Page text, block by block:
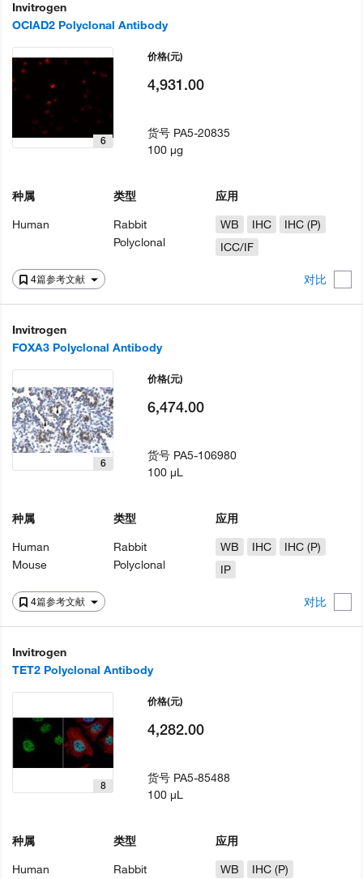
Invitrogen
OCIAD2 Polyclonal Antibody
4篇参考文献 对比
6
种属
Human
类型
Rabbit
Polyclonal
应用
WB
IHC
IHC (P)
ICC/IF
价格(元)
4,931.00
货号 PA5-20835
100 µg
Invitrogen
FOXA3 Polyclonal Antibody
4篇参考文献 对比
6
种属
Human
Mouse
类型
Rabbit
Polyclonal
应用
WB
IHC
IHC (P)
IP
价格(元)
6,474.00
货号 PA5-106980
100 µL
Invitrogen
TET2 Polyclonal Antibody
8
种属
Human
类型
Rabbit
应用
WB
IHC (P)
价格(元)
4,282.00
货号 PA5-85488
100 µL